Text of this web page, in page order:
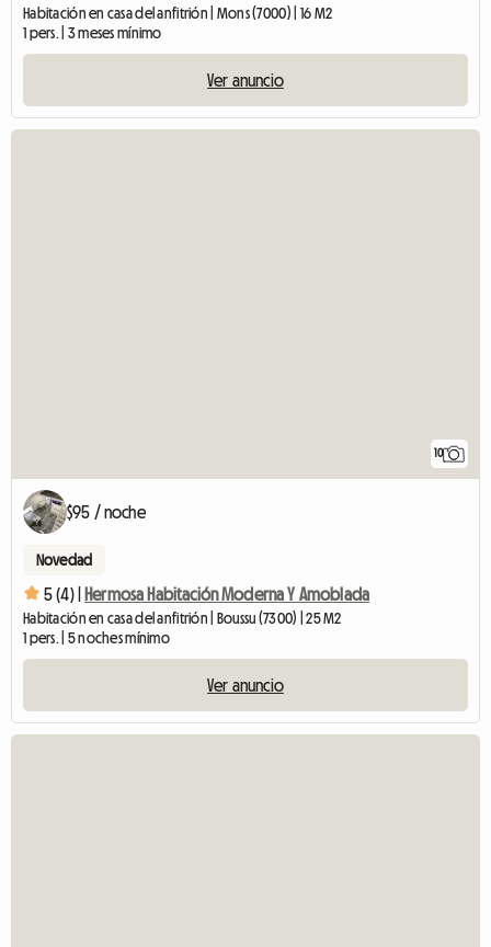
Habitación en casa del anfitrión | Mons (7000) | 16 M2
1 pers. | 3 meses mínimo
Ver anuncio
10
$95 / noche
Novedad
5 (4) | Hermosa Habitación Moderna Y Amoblada
Habitación en casa del anfitrión | Boussu (7300) | 25 M2
1 pers. | 5 noches mínimo
Ver anuncio